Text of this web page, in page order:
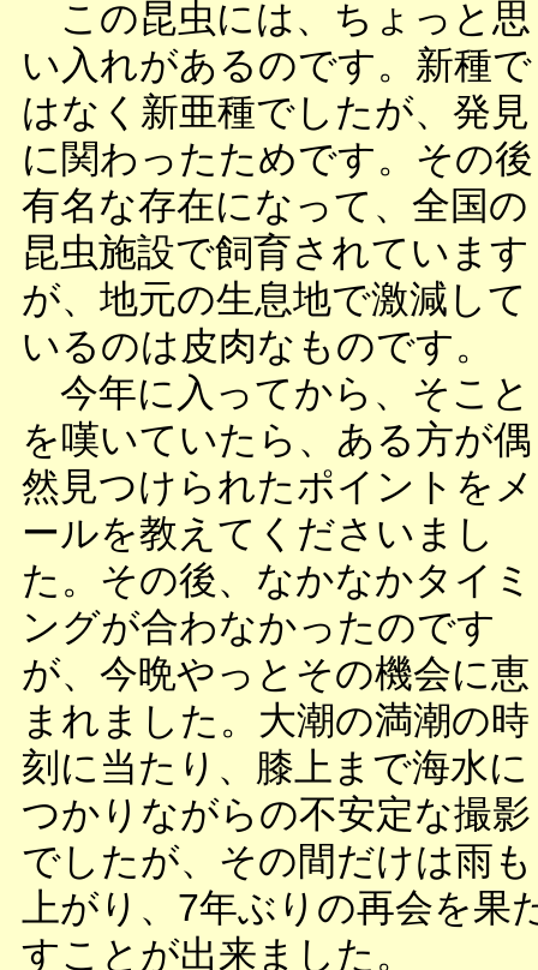
この昆虫には、ちょっと思
い入れがあるのです。新種で
はなく新亜種でしたが、発見
に関わったためです。その後
有名な存在になって、全国の
昆虫施設で飼育されています
が、地元の生息地で激減して
いるのは皮肉なものです。
今年に入ってから、そこと
を嘆いていたら、ある方が偶
然見つけられたポイントをメ
ールを教えてくださいまし
た。その後、なかなかタイミ
ングが合わなかったのです
が、今晩やっとその機会に恵
まれました。大潮の満潮の時
刻に当たり、膝上まで海水に
つかりながらの不安定な撮影
でしたが、その間だけは雨も
上がり、7年ぶりの再会を果
すことが出来ました。